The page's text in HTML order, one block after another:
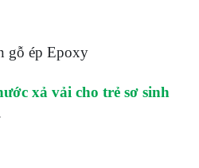
gỗ ép Epoxy
xả vải cho trẻ sơ sinh